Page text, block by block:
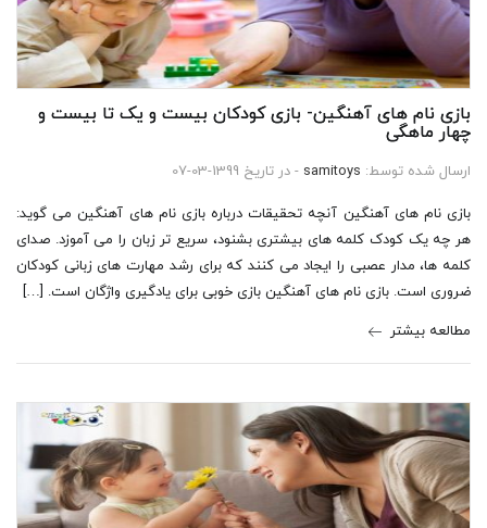
بازی نام های آهنگین- بازی کودکان بیست و یک تا بیست و
چهار ماهگی
ارسال شده توسط: samitoys - در تاریخ 1399-03-07
بازی نام های آهنگین آنچه تحقیقات درباره بازی نام های آهنگین می گوید:
هر چه یک کودک کلمه های بیشتری بشنود، سریع تر زبان را می آموزد. صدای
کلمه ها، مدار عصبی را ایجاد می کنند که برای رشد مهارت های زبانی کودکان
ضروری است. بازی نام های آهنگین بازی خوبی برای یادگیری واژگان است. […]
مطالعه بیشتر